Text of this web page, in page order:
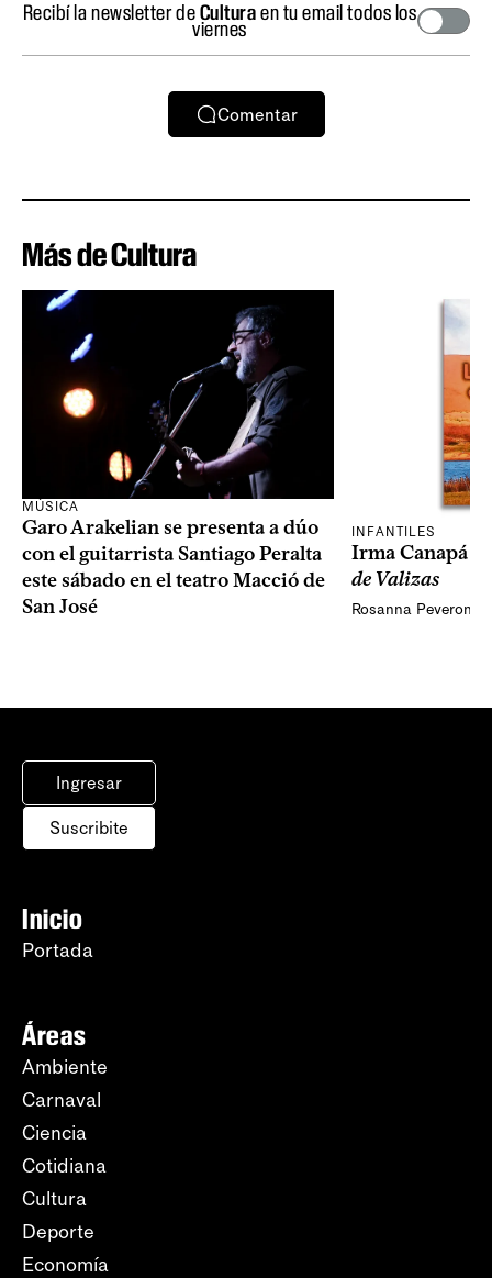
Recibí la newsletter deCulturaen tu email todos los
viernes
Comentar
Más de Cultura
MÚSICA
Garo Arakelian se presenta a dúo
con el guitarrista Santiago Peralta
este sábado en el teatro Macció de
San José
INFANTILES
Irma Canapá
de Valizas
Rosanna Peveroni
Ingresar
Suscribite
Inicio
Portada
Áreas
Ambiente
Carnaval
Ciencia
Cotidiana
Cultura
Deporte
Economía